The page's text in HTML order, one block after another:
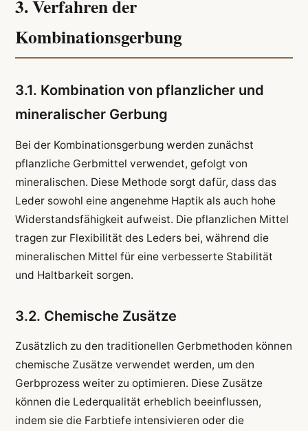
3. Verfahren der
Kombinationsgerbung
3.1. Kombination von pflanzlicher und
mineralischer Gerbung
Bei der Kombinationsgerbung werden zunächst
pflanzliche Gerbmittel verwendet, gefolgt von
mineralischen. Diese Methode sorgt dafür, dass das
Leder sowohl eine angenehme Haptik als auch hohe
Widerstandsfähigkeit aufweist. Die pflanzlichen Mittel
tragen zur Flexibilität des Leders bei, während die
mineralischen Mittel für eine verbesserte Stabilität
und Haltbarkeit sorgen.
3.2. Chemische Zusätze
Zusätzlich zu den traditionellen Gerbmethoden können
chemische Zusätze verwendet werden, um den
Gerbprozess weiter zu optimieren. Diese Zusätze
können die Lederqualität erheblich beeinflussen,
indem sie die Farbtiefe intensivieren oder die